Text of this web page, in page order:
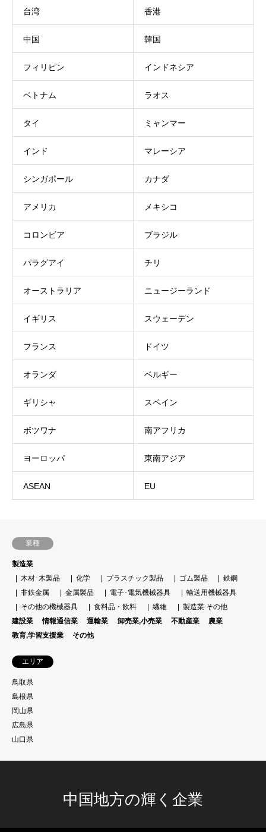
台湾 香港
中国 韓国
フィリピン インドネシア
ベトナム ラオス
タイ ミャンマー
インド マレーシア
シンガポール カナダ
アメリカ メキシコ
コロンビア ブラジル
パラグアイ チリ
オーストラリア ニュージーランド
イギリス スウェーデン
フランス ドイツ
オランダ ベルギー
ギリシャ スペイン
ボツワナ 南アフリカ
ヨーロッパ 東南アジア
ASEAN EU
業種
製造業
木材･木製品
化学 プラスチック製品 ゴム製品
鉄鋼
非鉄金属
金属製品 電子･電気機械器具
輸送用機械器具
その他の機械器具
食料品・飲料 繊維
製造業 その他
建設業
情報通信業 運輸業 卸売業,小売業 不動産業
農業
教育,学習支援業
その他
エリア
鳥取県
島根県
岡山県
広島県
山口県
中国地方の輝く企業